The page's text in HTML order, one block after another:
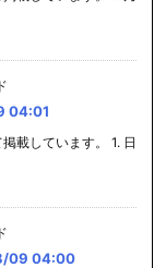
04:01
載しています。 1. 日
09 04:00